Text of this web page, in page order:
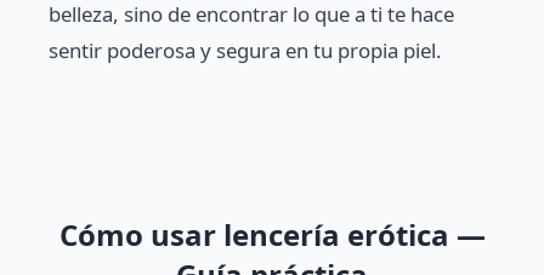
belleza, sino de encontrar lo que a ti te hace
sentir poderosa y segura en tu propia piel.
Cómo usar lencería erótica —